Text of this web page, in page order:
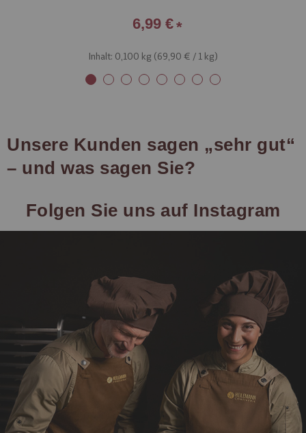
6,99 €
Inhalt: 0,100 kg (69,90 € / 1 kg)
Unsere Kunden sagen „sehr gut“
– und was sagen Sie?
Folgen Sie uns auf Instagram